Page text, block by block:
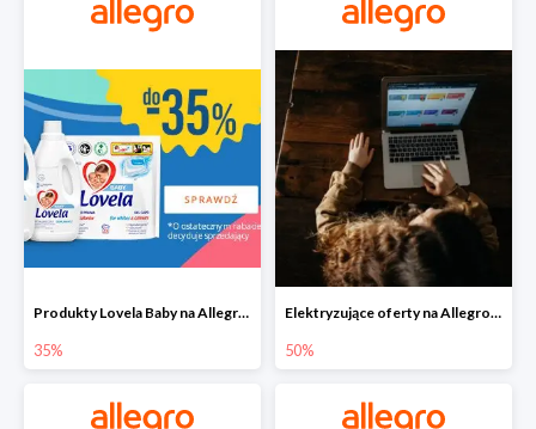
Produkty Lovela Baby na Allegro do -35%
35%
Elektryzujące oferty na Allegro do -50%
50%